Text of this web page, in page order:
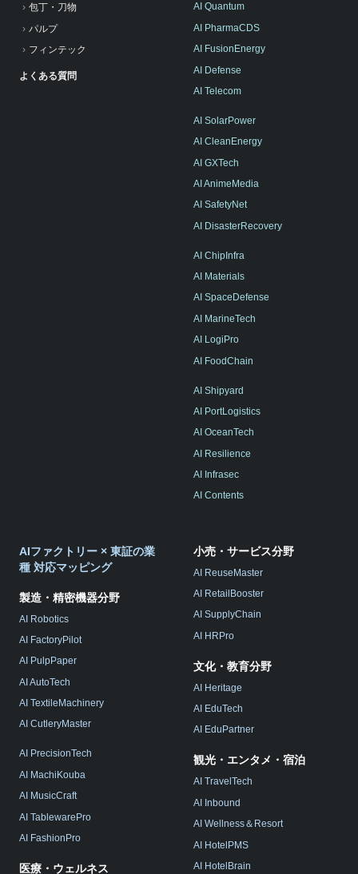
包丁・刀物
パルプ
フィンテック
よくある質問
AI Quantum
AI PharmaCDS
AI FusionEnergy
AI Defense
AI Telecom
AI SolarPower
AI CleanEnergy
AI GXTech
AI AnimeMedia
AI SafetyNet
AI DisasterRecovery
AI ChipInfra
AI Materials
AI SpaceDefense
AI MarineTech
AI LogiPro
AI FoodChain
AI Shipyard
AI PortLogistics
AI OceanTech
AI Resilience
AI Infrasec
AI Contents
AIファクトリー × 東証の業
種 対応マッピング
製造・精密機器分野
AI Robotics
AI FactoryPilot
AI PulpPaper
AI AutoTech
AI TextileMachinery
AI CutleryMaster
AI PrecisionTech
AI MachiKouba
AI MusicCraft
AI TablewarePro
AI FashionPro
医療・ウェルネス
小売・サービス分野
AI ReuseMaster
AI RetailBooster
AI SupplyChain
AI HRPro
文化・教育分野
AI Heritage
AI EduTech
AI EduPartner
観光・エンタメ・宿泊
AI TravelTech
AI Inbound
AI Wellness＆Resort
AI HotelPMS
AI HotelBrain